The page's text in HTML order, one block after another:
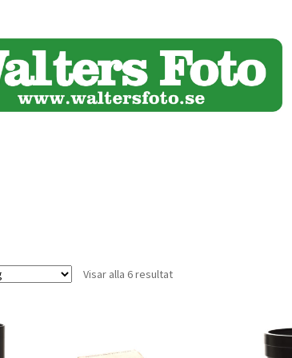
Visar alla 6 resultat